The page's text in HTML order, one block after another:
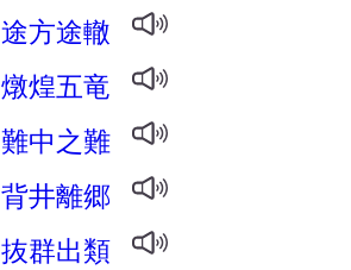
途方途轍
燉煌五竜
難中之難
背井離郷
抜群出類